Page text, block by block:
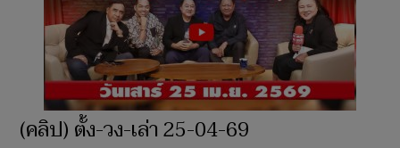
(คลิป) ตั้ง-วง-เล่า 25-04-69